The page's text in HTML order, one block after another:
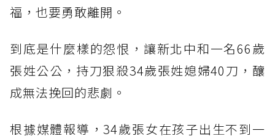
福，也要勇敢離開。
到底是什麼樣的怨恨，讓新北中和一名66歲
張姓公公，持刀狠殺34歲張姓媳婦40刀，釀
成無法挽回的悲劇。
根據媒體報導，34歲張女在孩子出生不到一